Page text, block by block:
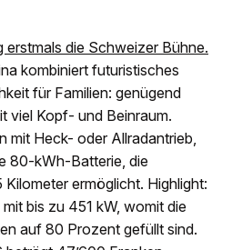
erstmals die Schweizer Bühne.
kombiniert futuristisches
für Familien: genügend
viel Kopf- und Beinraum.
mit Heck- oder Allradantrieb,
80-kWh-Batterie, die
ermöglicht. Highlight:
bis zu 451 kW, womit die
auf 80 Prozent gefüllt sind.